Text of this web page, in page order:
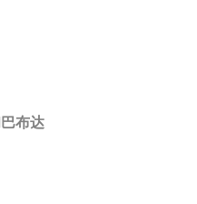
巴布达